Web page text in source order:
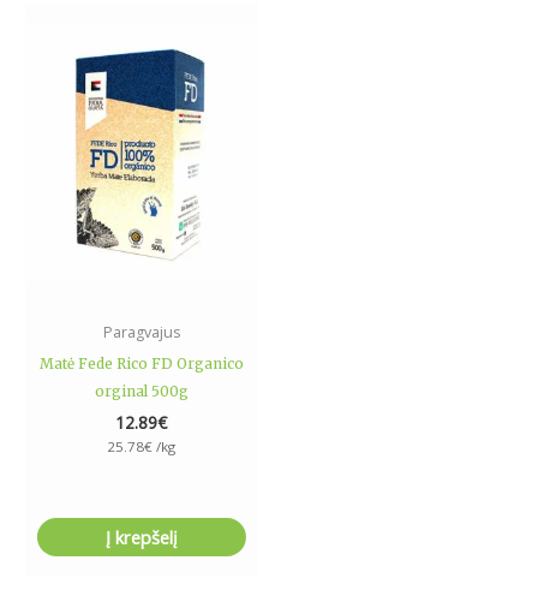
Paragvajus
Matė Fede Rico FD Organico
orginal 500g
12.89€
25.78€ /kg
Į krepšelį